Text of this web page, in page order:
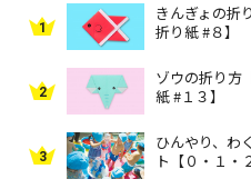
1
きんぎょの折
折り紙 #８】
2
ゾウの折り方
紙 #１３】
3
ひんやり、わ
ト【０・１・